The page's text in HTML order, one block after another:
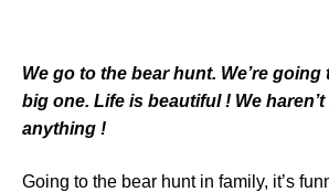
We go to the bear hunt. We’re
big one. Life is beautiful ! We
anything !
Going to the bear hunt in family, it’s